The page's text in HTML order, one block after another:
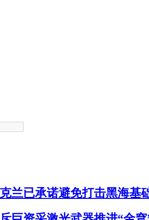
兰已承诺避免打击黑海基